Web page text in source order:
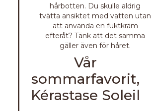
hårbotten. Du skulle aldrig
tvätta ansiktet med vatten utan
att använda en fuktkräm
efteråt? Tänk att det samma
gäller även för håret.
Vår
sommarfavorit,
Kérastase Soleil